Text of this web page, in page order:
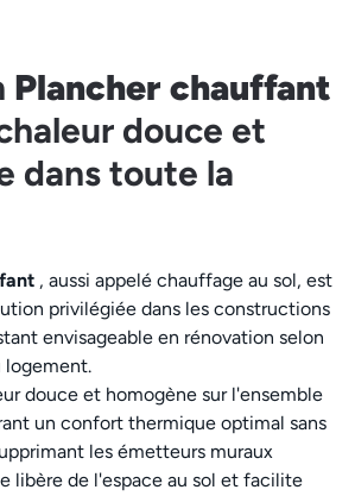
Plancher chauffant
douce et
dans toute la
, aussi appelé chauffage au sol, est
privilégiée dans les constructions
envisageable en rénovation selon
logement.
douce et homogène sur l'ensemble
un confort thermique optimal sans
les émetteurs muraux
libère de l'espace au sol et facilite